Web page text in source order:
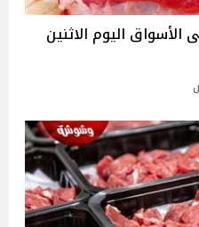
تعرف على أسعار اللحوم فى الأسواق‎‎ اليوم الاثنين